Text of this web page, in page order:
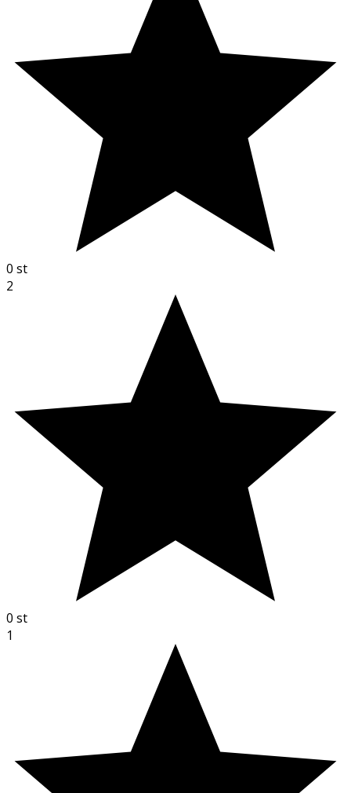
0 st
2
0 st
1